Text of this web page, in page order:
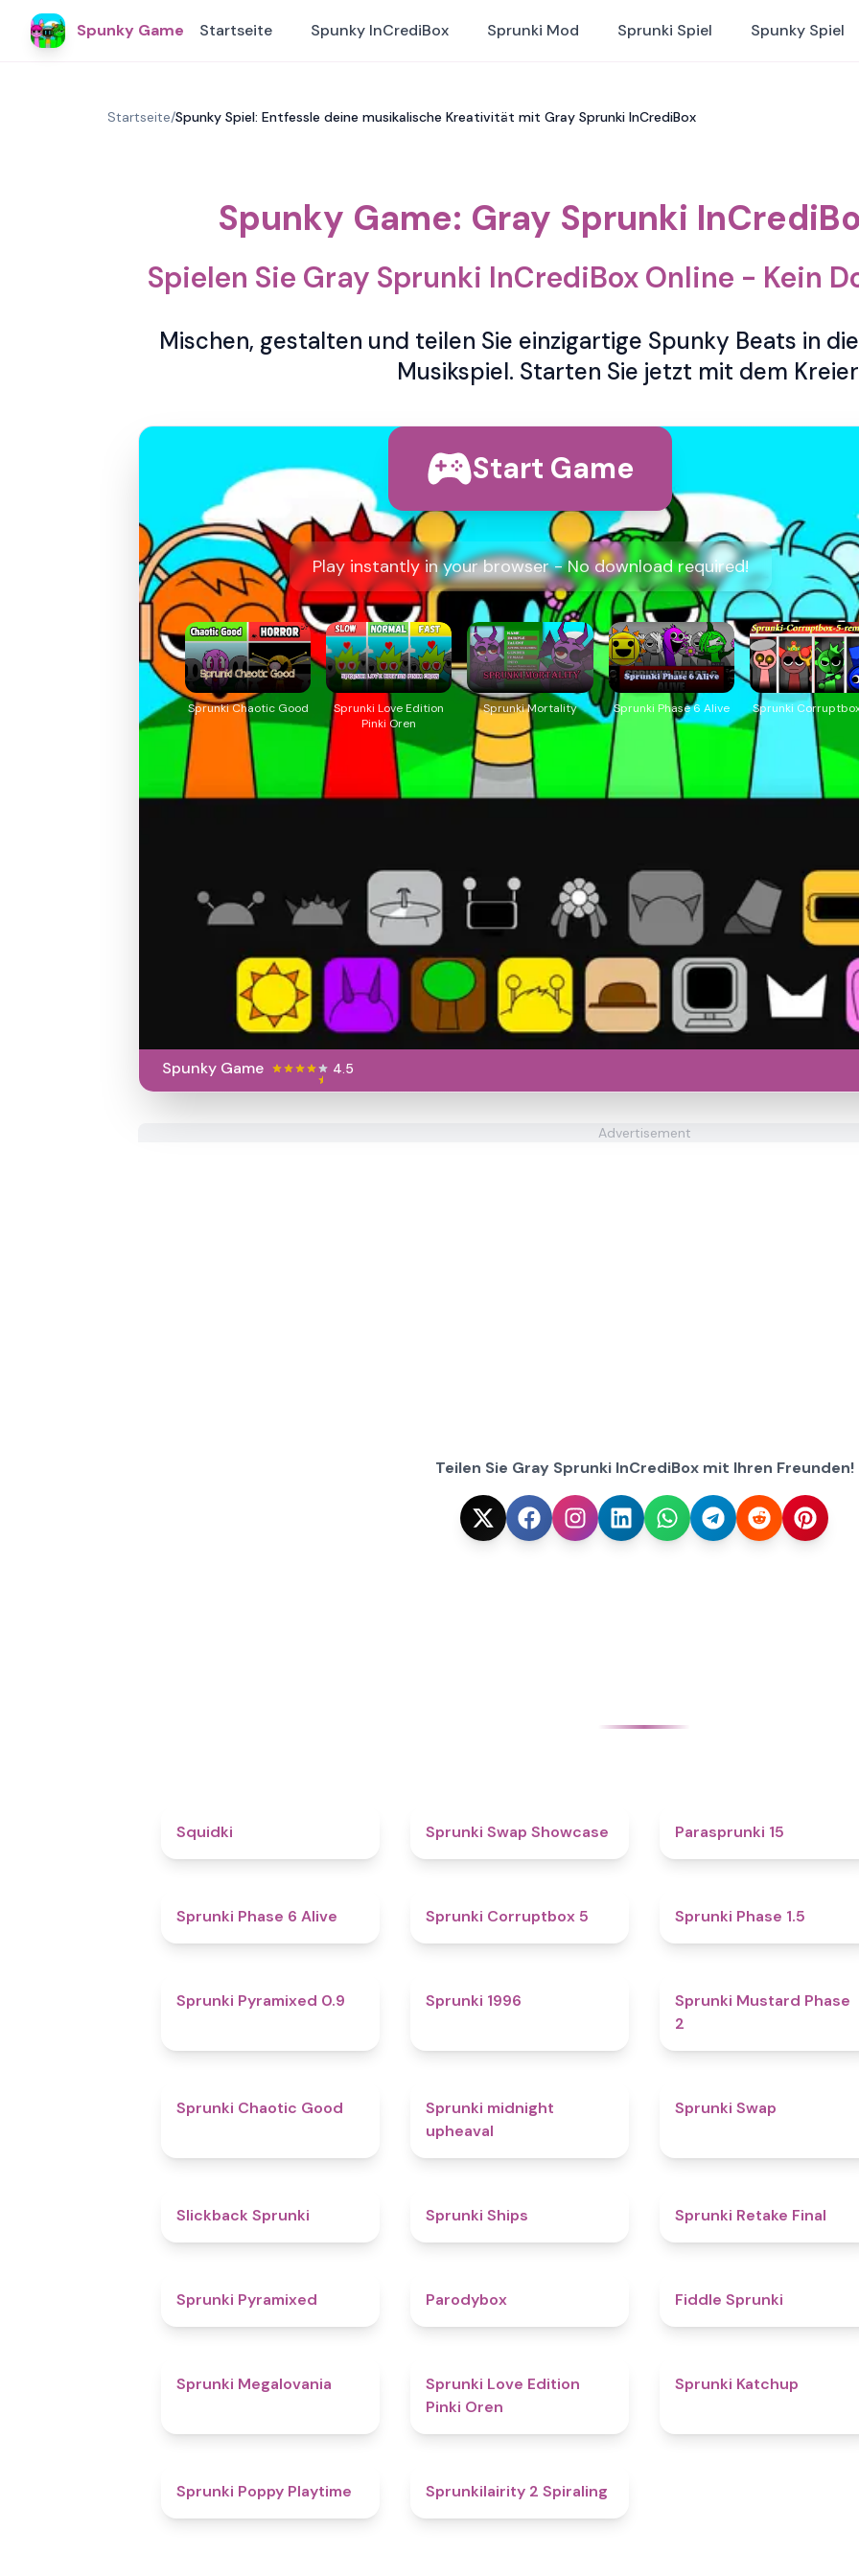
Spunky Game Startseite Spunky InCrediBox Sprunki Mod Sprunki Spiel Spunky Spiel
Startseite/Spunky Spiel: Entfessle deine musikalische Kreativität mit Gray Sprunki InCrediBox
Spunky Game: Gray Sprunki
Spielen Sie Gray Sprunki InCrediBox Online - Kein
Mischen, gestalten und teilen Sie einzigartige Spunky Beats in
Musikspiel. Starten Sie jetzt mit dem
Start Game
Play instantly in your browser - No download required!
Sprunki Chaotic Good
Sprunki Love Edition
Pinki Oren
Sprunki Mortality Sprunki Phase 6 Alive Sprunki
Spunky Game 4.5
Advertisement
Teilen Sie Gray Sprunki InCrediBox mit Ihren Freunden!
Squidki Sprunki Swap Showcase Parasprunki 15
Sprunki Phase 6 Alive Sprunki Corruptbox 5 Sprunki Phase 1.5
4.7
Sprunki Pyramixed 0.9 Sprunki 1996
Sprunki Mustard Phase
2
Sprunki Chaotic Good
Sprunki midnight
upheaval
Sprunki Swap
Slickback Sprunki Sprunki Ships Sprunki Retake Final
Sprunki Pyramixed Parodybox Fiddle Sprunki
Sprunki Megalovania
Sprunki Love Edition
Pinki Oren
Sprunki Katchup
Sprunki Poppy Playtime Sprunkilairity 2 Spiraling